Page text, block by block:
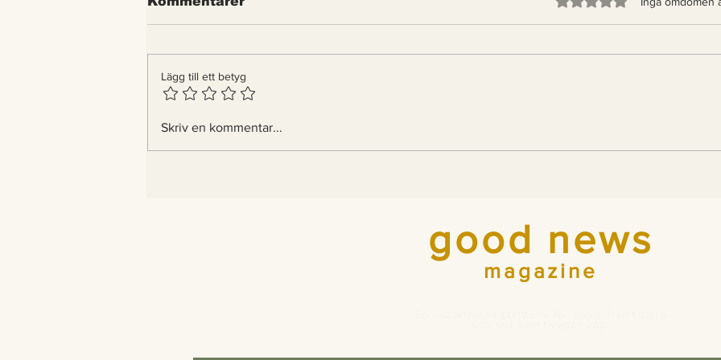
Det gaddlösa biet –
med lagliga rättigheter
passager åt dem
Lägg till ett betyg
Skriv en kommentar...
good news
magazine